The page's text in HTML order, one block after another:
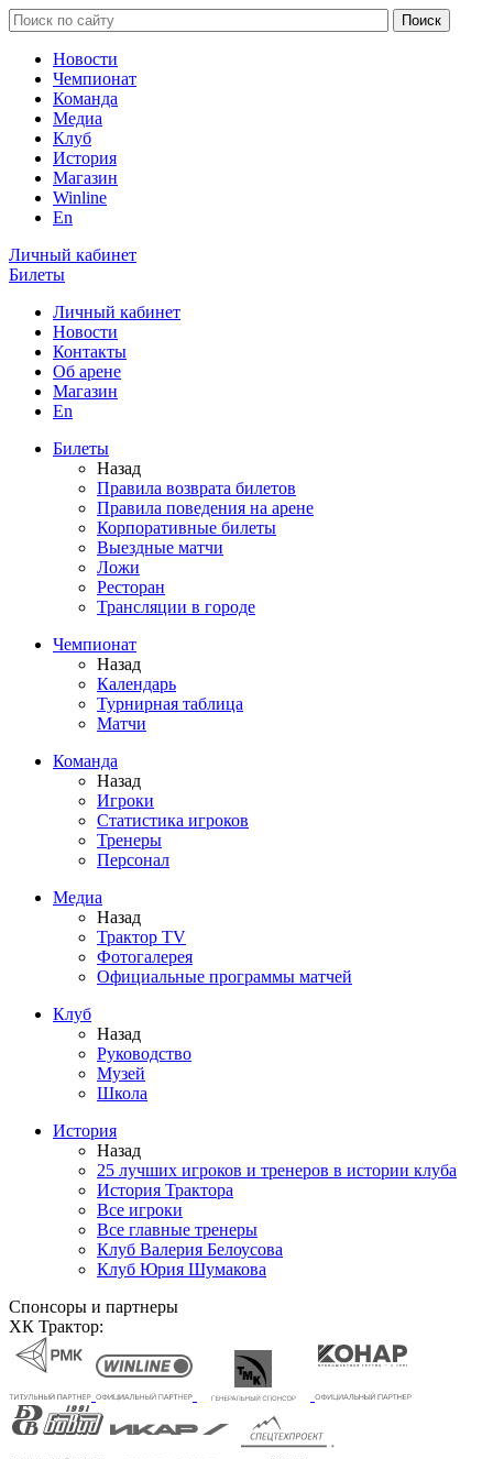
Новости
Чемпионат
Команда
Медиа
Клуб
История
Магазин
Winline
En
Личный кабинет
Билеты
Личный кабинет
Новости
Контакты
Об арене
Магазин
En
Билеты
Назад
Правила возврата билетов
Правила поведения на арене
Корпоративные билеты
Выездные матчи
Ложи
Ресторан
Трансляции в городе
Чемпионат
Назад
Календарь
Турнирная таблица
Матчи
Команда
Назад
Игроки
Статистика игроков
Тренеры
Персонал
Медиа
Назад
Трактор TV
Фотогалерея
Официальные программы матчей
Клуб
Назад
Руководство
Музей
Школа
История
Назад
25 лучших игроков и тренеров в истории клуба
История Трактора
Все игроки
Все главные тренеры
Клуб Валерия Белоусова
Клуб Юрия Шумакова
Спонсоры и партнеры
ХК Трактор: